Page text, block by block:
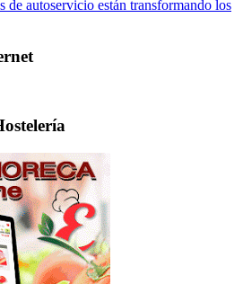
de autoservicio están transformando los